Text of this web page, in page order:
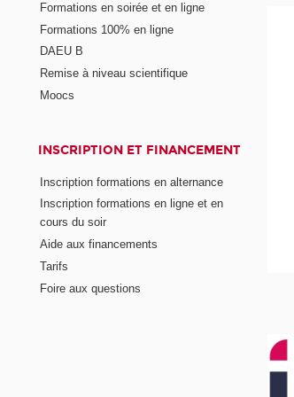
Formations en soirée et en ligne
Formations 100% en ligne
DAEU B
Remise à niveau scientifique
Moocs
INSCRIPTION ET FINANCEMENT
Inscription formations en alternance
Inscription formations en ligne et en
cours du soir
Aide aux financements
Tarifs
Foire aux questions